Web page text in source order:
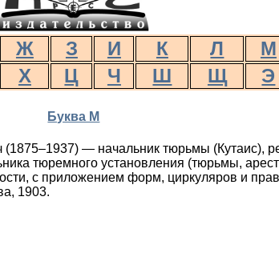
Ж З И К Л М
Х Ц Ч Ш Щ Э
Буква М
(1875–1937) — начальник тюрьмы (Кутаис),
тюремного установления (тюрьмы,
с приложением форм, циркуляров и
1903.